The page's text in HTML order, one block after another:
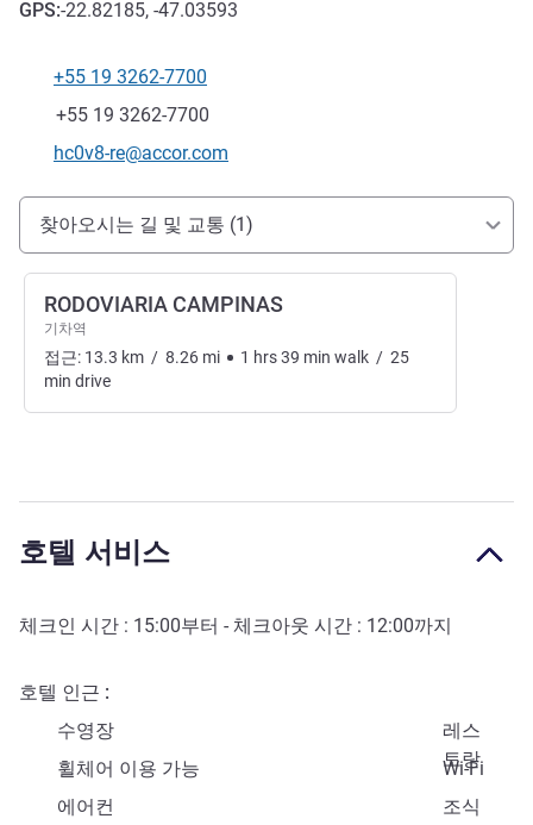
GPS:-22.82185, -47.03593
전화
+55 19 3262-7700
팩스
+55 19 3262-7700
E-mail
hc0v8-re@accor.com
호텔 접근 및 교통
찾아오시는 길 및 교통 (1)
RODOVIARIA CAMPINAS
기차역
접근: 13.3 km / 8.26 mi 1 hrs39 min walk / 25
min drive
호텔 서비스
체크인 시간 : 15:00부터 - 체크아웃 시간 : 12:00까지
호텔 인근
수영장
레스
토랑
휠체어 이용 가능
Wi-Fi
에어컨
조식